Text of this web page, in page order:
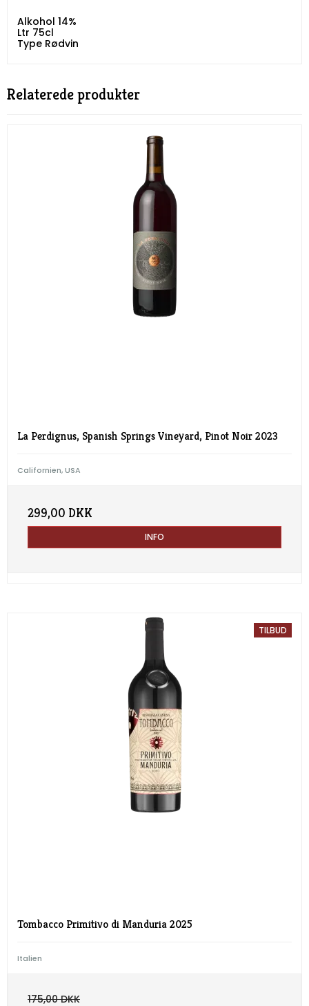
Alkohol 14%
Ltr 75cl
Type Rødvin
Relaterede produkter
La Perdignus, Spanish Springs Vineyard, Pinot Noir 2023
Californien, USA
299,00 DKK
INFO
TILBUD
Tombacco Primitivo di Manduria 2025
Italien
175,00 DKK